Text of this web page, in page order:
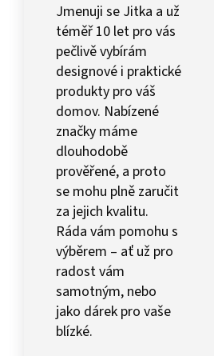
Jmenuji se Jitka a už
téměř 10 let pro vás
pečlivě vybírám
designové i praktické
produkty pro váš
domov. Nabízené
značky máme
dlouhodobě
prověřené, a proto
se mohu plně zaručit
za jejich kvalitu.
Ráda vám pomohu s
výběrem – ať už pro
radost vám
samotným, nebo
jako dárek pro vaše
blízké.